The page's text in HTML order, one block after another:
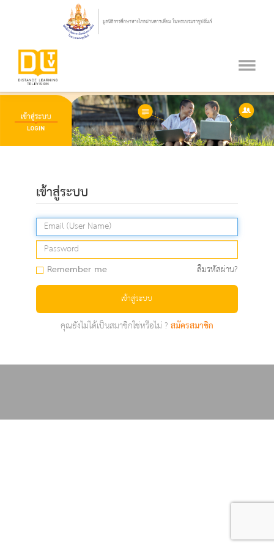
เข้าสู่ระบบ
Remember me ลืมรหัสผ่าน?
เข้าสู่ระบบ
คุณยังไม่ได้เป็นสมาชิกใช่หรือไม่ ?สมัครสมาชิก